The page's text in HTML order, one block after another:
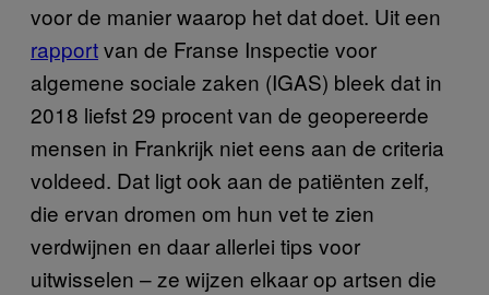
voor de manier waarop het dat doet. Uit een
rapportvan de Franse Inspectie voor
algemene sociale zaken (IGAS) bleek dat in
2018 liefst 29 procent van de geopereerde
mensen in Frankrijk niet eens aan de criteria
voldeed. Dat ligt ook aan de patiënten zelf,
die ervan dromen om hun vet te zien
verdwijnen en daar allerlei tips voor
uitwisselen – ze wijzen elkaar op artsen die